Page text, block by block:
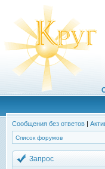
Сообщения без ответов |
Список форумов
Запрос